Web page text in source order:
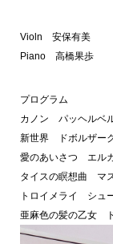
Violn 安保有美
Piano 高橋果歩
プログラム
カノン パッヘルベ
新世界 ドボルザー
愛のあいさつ エル
タイスの瞑想曲 マ
トロイメライ シュ
亜麻色の髪の乙女